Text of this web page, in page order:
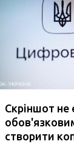
Скріншот
створити